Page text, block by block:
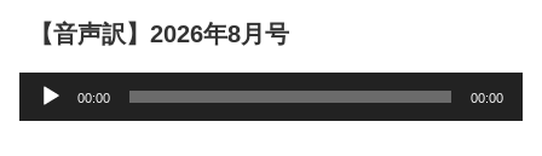
【音声訳】2026年8月号
声
00:00 00:00